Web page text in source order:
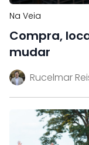
Na Veia
Compra,
mudar
Rucelmar